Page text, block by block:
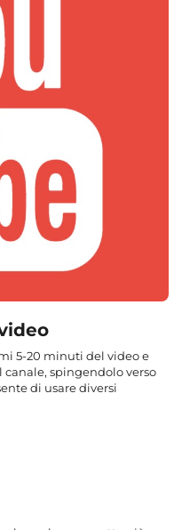
5-20 minuti del video e
canale, spingendolo verso
di usare diversi